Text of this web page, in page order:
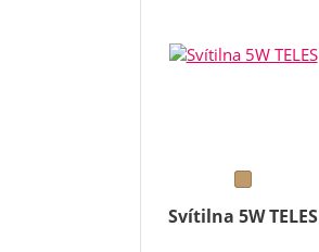
Svítilna 5W TELES